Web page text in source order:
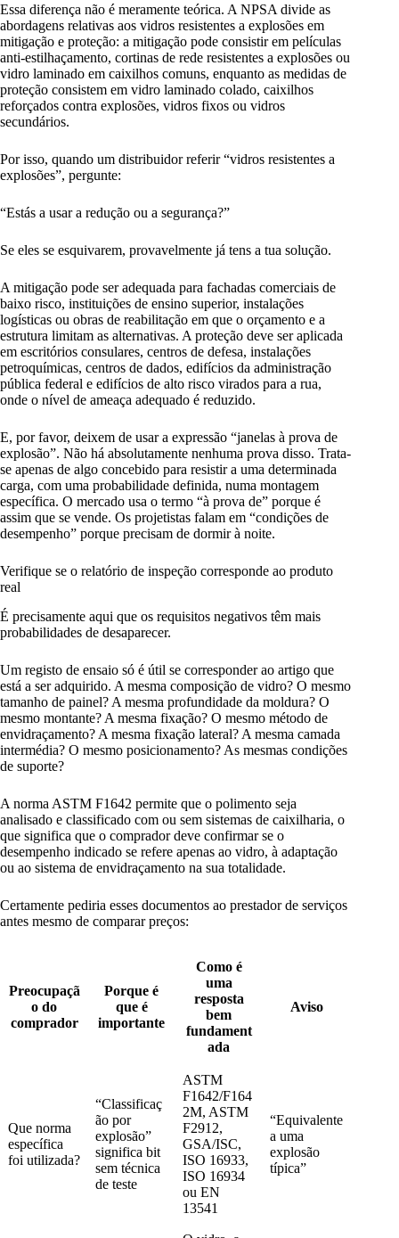
Essa diferença não é meramente teórica. A NPSA divide as
abordagens relativas aos vidros resistentes a explosões em
mitigação e proteção: a mitigação pode consistir em películas
anti-estilhaçamento, cortinas de rede resistentes a explosões ou
vidro laminado em caixilhos comuns, enquanto as medidas de
proteção consistem em vidro laminado colado, caixilhos
reforçados contra explosões, vidros fixos ou vidros
secundários.
Por isso, quando um distribuidor referir “vidros resistentes a
explosões”, pergunte:
“Estás a usar a redução ou a segurança?”
Se eles se esquivarem, provavelmente já tens a tua solução.
A mitigação pode ser adequada para fachadas comerciais de
baixo risco, instituições de ensino superior, instalações
logísticas ou obras de reabilitação em que o orçamento e a
estrutura limitam as alternativas. A proteção deve ser aplicada
em escritórios consulares, centros de defesa, instalações
petroquímicas, centros de dados, edifícios da administração
pública federal e edifícios de alto risco virados para a rua,
onde o nível de ameaça adequado é reduzido.
E, por favor, deixem de usar a expressão “janelas à prova de
explosão”. Não há absolutamente nenhuma prova disso. Trata-
se apenas de algo concebido para resistir a uma determinada
carga, com uma probabilidade definida, numa montagem
específica. O mercado usa o termo “à prova de” porque é
assim que se vende. Os projetistas falam em “condições de
desempenho” porque precisam de dormir à noite.
Verifique se o relatório de inspeção corresponde ao produto
real
É precisamente aqui que os requisitos negativos têm mais
probabilidades de desaparecer.
Um registo de ensaio só é útil se corresponder ao artigo que
está a ser adquirido. A mesma composição de vidro? O mesmo
tamanho de painel? A mesma profundidade da moldura? O
mesmo montante? A mesma fixação? O mesmo método de
envidraçamento? A mesma fixação lateral? A mesma camada
intermédia? O mesmo posicionamento? As mesmas condições
de suporte?
A norma ASTM F1642 permite que o polimento seja
analisado e classificado com ou sem sistemas de caixilharia, o
que significa que o comprador deve confirmar se o
desempenho indicado se refere apenas ao vidro, à adaptação
ou ao sistema de envidraçamento na sua totalidade.
Certamente pediria esses documentos ao prestador de serviços
antes mesmo de comparar preços:
Preocupaçã
o do
comprador
Porque é
que é
importante
Como é
uma
resposta
bem
fundament
ada
Aviso
Que norma
específica
foi utilizada?
“Classificaç
ão por
explosão”
significa bit
sem técnica
de teste
ASTM
F1642/F164
2M, ASTM
F2912,
GSA/ISC,
ISO 16933,
ISO 16934
ou EN
13541
“Equivalente
a uma
explosão
típica”